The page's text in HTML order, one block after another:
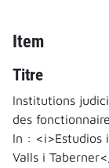
Item
Titre
Institutions
des
In : <i>Estudios
Valls i